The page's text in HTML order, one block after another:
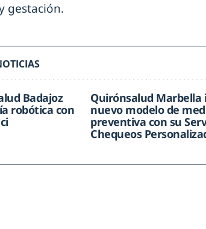
gestación.
Badajoz
robótica con
Quirónsalud Marbella
nuevo modelo de
preventiva con su
Chequeos